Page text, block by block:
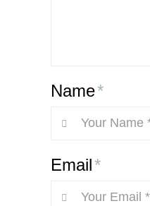
Name*
Email*